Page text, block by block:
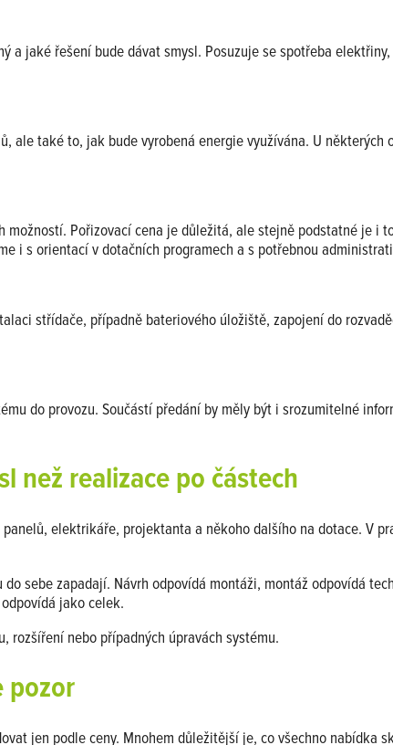
jaké řešení bude dávat smysl. Posuzuje se spotřeba
ale také to, jak bude vyrobená energie využívána. U
Pořizovací cena je důležitá, ale stejně podstatné je
i s orientací v dotačních programech a s potřebnou
střídače, případně bateriového úložiště, zapojení do
do provozu. Součástí předání by měly být i srozumitelné
než realizace po částech
elektrikáře, projektanta a někoho dalšího na dotace. V
sebe zapadají. Návrh odpovídá montáži, montáž odpovídá
jako celek.
nebo případných úpravách systému.
pozor
jen podle ceny. Mnohem důležitější je, co všechno